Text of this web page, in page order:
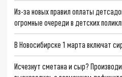
Из-за новых правил оплаты
огромные очереди в детских
В Новосибирске 1 марта включат
Исчезнут сметана и сыр?